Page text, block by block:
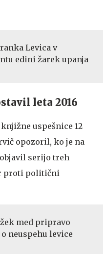
Levica v
edini žarek upanja
leta 2016
uspešnice 12
opozoril, ko je na
serijo treh
proti politični
med pripravo
neuspehu levice